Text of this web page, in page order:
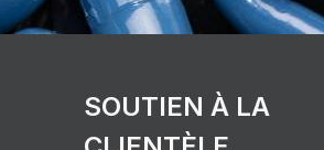
SOUTIEN À LA